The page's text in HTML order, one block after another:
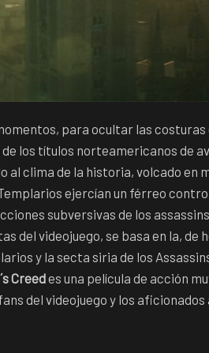
para ocultar las costuras
los títulos norteamericanos de
al clima de la historia, volcado en
ejercían un férreo
subversivas de los
del videojuego, se basa en la, de
y la secta siria de los
Creedes una película de acción
del videojuego y los aficionados